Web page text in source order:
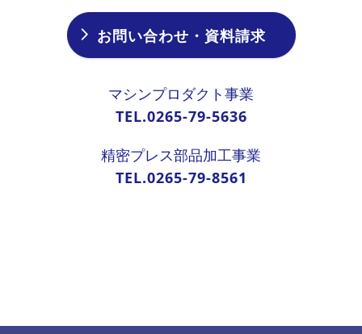
お問い合わせ・資料請求
マシンプロダクト事業
TEL.0265-79-5636
精密プレス部品加工事業
TEL.0265-79-8561